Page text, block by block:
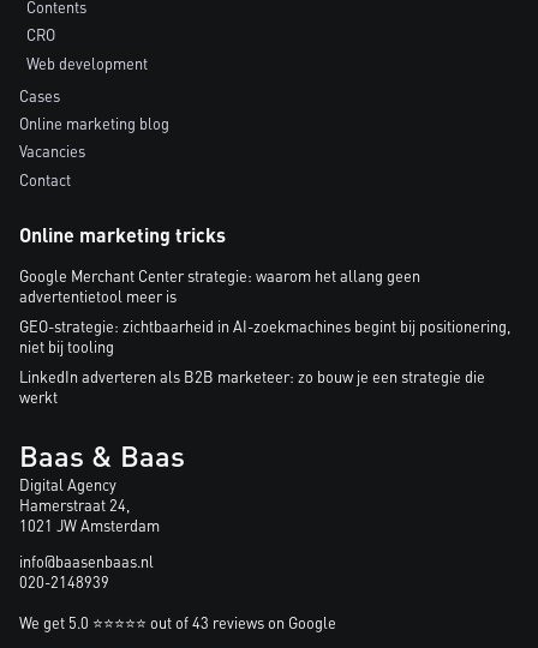
Contents
CRO
Web development
Cases
Online marketing blog
Vacancies
Contact
Online marketing tricks
Google Merchant Center strategie: waarom het allang geen
advertentietool meer is
GEO-strategie: zichtbaarheid in AI-zoekmachines begint bij positionering,
niet bij tooling
LinkedIn adverteren als B2B marketeer: zo bouw je een strategie die
werkt
Baas & Baas
Digital Agency
Hamerstraat 24,
1021 JW Amsterdam
info@baasenbaas.nl
020-2148939
We get 5.0 ⭐⭐⭐⭐⭐ out of 43 reviews on Google